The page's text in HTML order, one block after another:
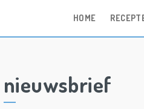
HOME
nieuwsbrief